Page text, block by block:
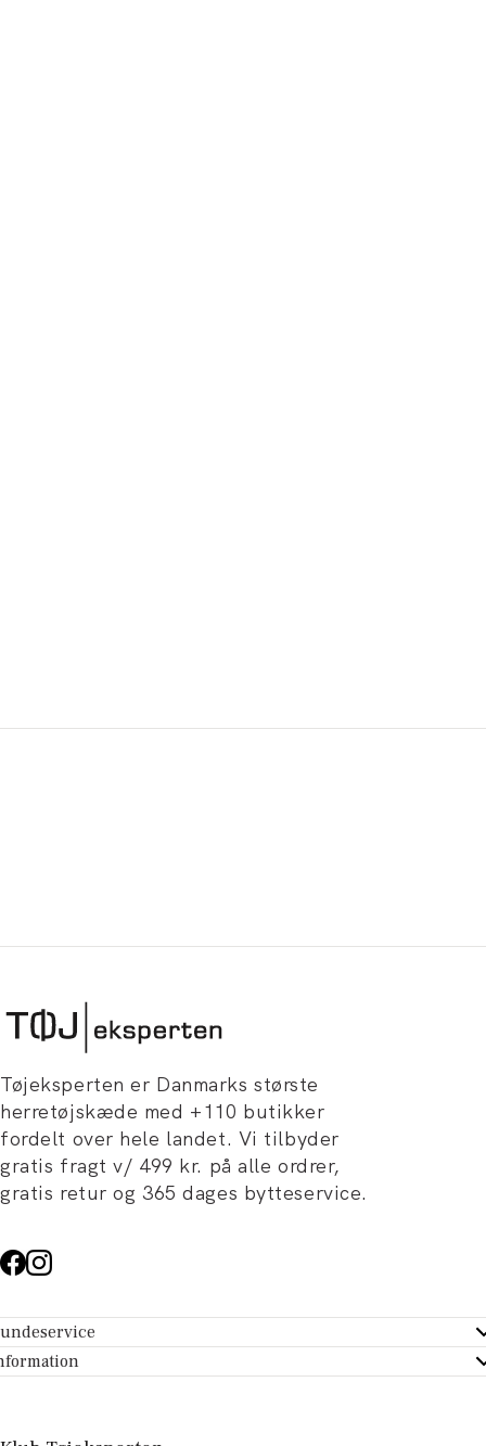
Tøjeksperten er Danmarks største
herretøjskæde med +110 butikker
fordelt over hele landet. Vi tilbyder
gratis fragt v/ 499 kr. på alle ordrer,
gratis retur og 365 dages bytteservice.
- Hjælpecenter
Tøjeksperten